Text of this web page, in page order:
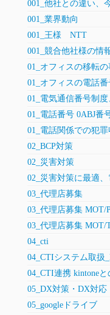
001_他社との違い、
001_業界動向
001_王様 NTT
001_競合他社様の情
01_オフィスの移転の
01_オフィスの電話
01_電気通信番号制
01_電話番号 0ABJ番
01_電話関係での犯
02_BCP対策
02_災害対策
02_災害対策に最適
03_代理店募集
03_代理店募集 MOT/
03_代理店募集 MOT/
04_cti
04_CTIシステム取扱
04_CTI連携 kintoneと
05_DX対策・DX対応
05_googleドライブ